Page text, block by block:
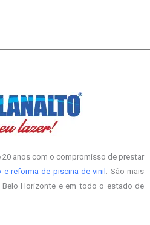
anos com o compromisso de prestar
e reforma de piscina de vinil . São mais
Horizonte e em todo o estado de